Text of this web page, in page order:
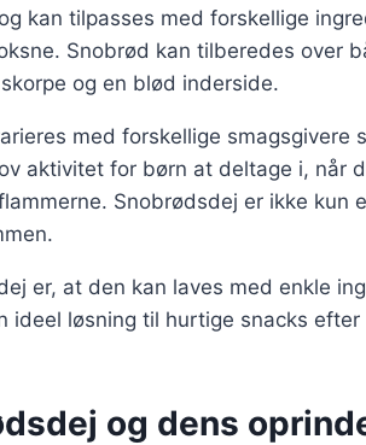
kan tilpasses med forskellige
Snobrød kan tilberedes over
og en blød inderside.
med forskellige smagsgivere
aktivitet for børn at deltage i, når
Snobrødsdej er ikke kun
er, at den kan laves med enkle
ideel løsning til hurtige snacks
og dens